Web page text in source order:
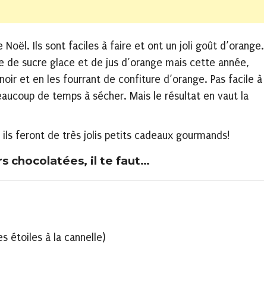
Ils sont faciles à faire et ont un joli goût d’orange.
de sucre glace et de jus d’orange mais cette année,
et en les fourrant de confiture d’orange. Pas facile à
de temps à sécher. Mais le résultat en vaut la
ils feront de très jolis petits cadeaux gourmands!
chocolatées, il te faut…
étoiles à la cannelle)